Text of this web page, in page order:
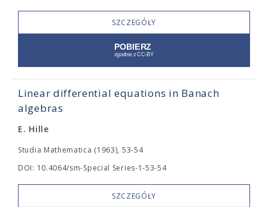
SZCZEGÓŁY
Linear differential equations in Banach
algebras
E. Hille
Studia Mathematica (1963), 53-54
DOI: 10.4064/sm-Special Series-1-53-54
SZCZEGÓŁY